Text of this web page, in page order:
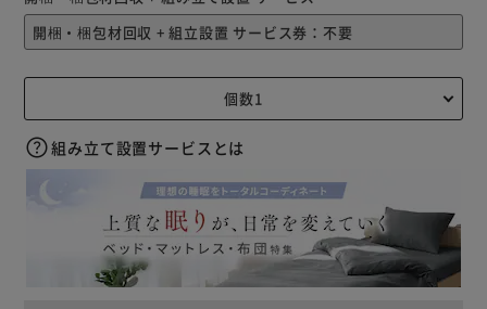
組み立て設置サービスとは